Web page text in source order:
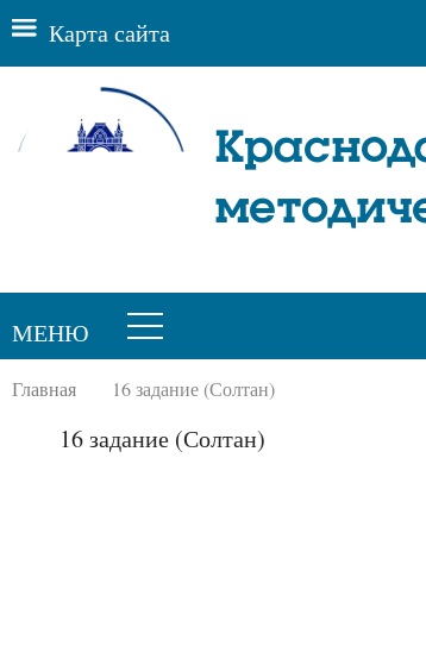
Карта сайта
МЕНЮ
Главная 16 задание (Солтан)
16 задание (Солтан)